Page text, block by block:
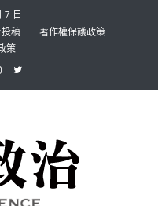
7 日
稿
著作權保護政策
策